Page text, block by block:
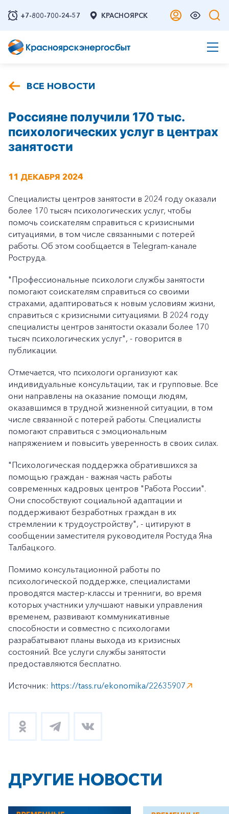
+7-800-700-24-57 КРАСНОЯРСК
ВСЕ НОВОСТИ
Россияне получили 170 тыс.
психологических услуг в центрах
занятости
11 ДЕКАБРЯ 2024
Специалисты центров занятости в 2024 году оказали
более 170 тысяч психологических услуг, чтобы
помочь соискателям справиться с кризисными
ситуациями, в том числе связанными с потерей
работы. Об этом сообщается в Telegram-канале
Роструда.
"Профессиональные психологи службы занятости
помогают соискателям справиться со своими
страхами, адаптироваться к новым условиям жизни,
справиться с кризисными ситуациями. В 2024 году
специалисты центров занятости оказали более 170
тысяч психологических услуг", - говорится в
публикации.
Отмечается, что психологи организуют как
индивидуальные консультации, так и групповые. Все
они направлены на оказание помощи людям,
оказавшимся в трудной жизненной ситуации, в том
числе связанной с потерей работы. Специалисты
помогают справиться с эмоциональным
напряжением и повысить уверенность в своих силах.
"Психологическая поддержка обратившихся за
помощью граждан - важная часть работы
современных кадровых центров "Работа России".
Они способствуют социальной адаптации и
поддерживают безработных граждан в их
стремлении к трудоустройству", - цитируют в
сообщении заместителя руководителя Ростуда Яна
Талбацкого.
Помимо консультационной работы по
психологической поддержке, специалистами
проводятся мастер-классы и тренниги, во время
которых участники улучшают навыки управления
временем, развивают коммуникативные
способности и совместно с психологами
разрабатывают планы выхода из кризисных
состояний. Все услуги службы занятости
предоставляются бесплатно.
Источник: https://tass.ru/ekonomika/22635907
ДРУГИЕ НОВОСТИ